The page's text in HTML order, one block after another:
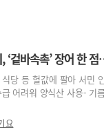
‘겉바속촉’ 장어 한
당 등 헐값에 팔아 서민
급 어려워 양식산 사용-
요